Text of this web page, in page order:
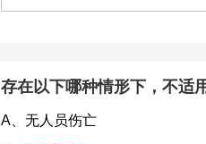
存在以下哪种情形下，不适
A、无人员伤亡